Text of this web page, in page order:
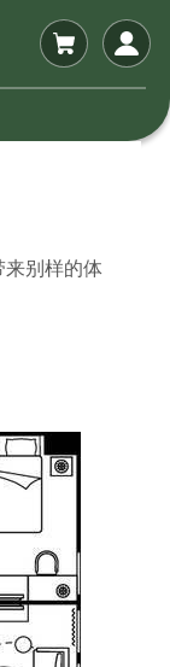
别样的体